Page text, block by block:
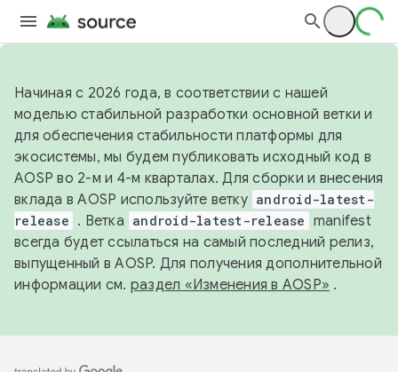
Начиная с 2026 года, в соответствии с нашей
моделью стабильной разработки основной ветки и
для обеспечения стабильности платформы для
экосистемы, мы будем публиковать исходный код в
AOSP во 2-м и 4-м кварталах. Для сборки и внесения
вклада в AOSP используйте ветку android-latest-
release . Ветка android-latest-release manifest
всегда будет ссылаться на самый последний релиз,
выпущенный в AOSP. Для получения дополнительной
информации см. раздел «Изменения в AOSP» .